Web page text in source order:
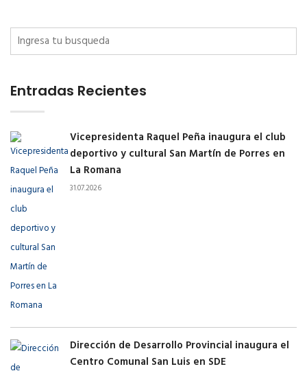
Entradas Recientes
Vicepresidenta Raquel Peña inaugura el club
deportivo y cultural San Martín de Porres en
La Romana
31.07.2026
Dirección de Desarrollo Provincial inaugura el
Centro Comunal San Luis en SDE